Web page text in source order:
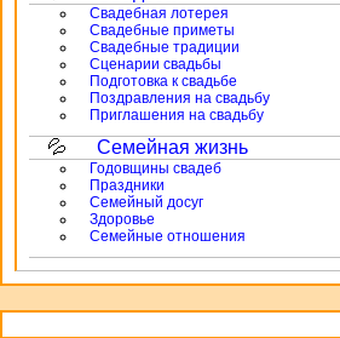
Свадебная лотерея
Свадебные приметы
Свадебные традиции
Сценарии свадьбы
Подготовка к свадьбе
Поздравления на свадьбу
Приглашения на свадьбу
Семейная жизнь
Годовщины свадеб
Праздники
Семейный досуг
Здоровье
Семейные отношения